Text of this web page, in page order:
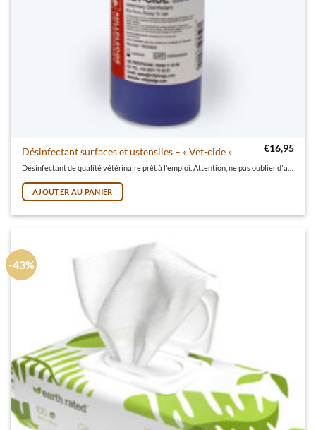
Désinfectant surfaces et ustensiles – « Vet-cide » €16,95
AJOUTER AU PANIER
-43%